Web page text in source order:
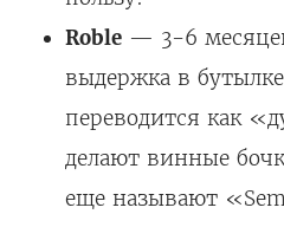
Roble — 3-6
выдержка в
переводится как
делают винные
еще называют